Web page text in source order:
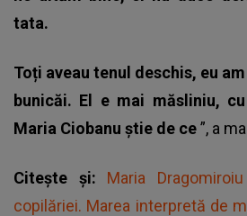
tata.
Toți aveau tenul deschis, eu
bunicăi. El e mai măsliniu,
Maria Ciobanu știe de ce”, a
Citește și: Maria
copilăriei. Marea interpretă de